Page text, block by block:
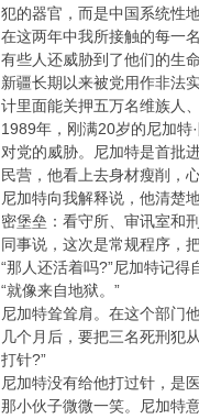
犯的器官，而是中国系统性
在这两年中我所接触的每一
有些人还威胁到了他们的生
新疆长期以来被党用作非法
计里面能关押五万名维族人
1989年，刚满20岁的尼加特
对党的威胁。尼加特是首批
民营，他看上去身材瘦削，
尼加特向我解释说，他清楚
密堡垒：看守所、审讯室和
同事说，这次是常规程序，
“那人还活着吗?”尼加特记得
“就像来自地狱。”
尼加特耸耸肩。在这个部门
几个月后，要把三名死刑犯
打针?”
尼加特没有给他打过针，是
那小伙子微微一笑。尼加特